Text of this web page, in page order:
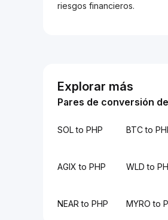
riesgos financieros.
Explorar más
Pares de conversión
SOL to PHP BTC to
AGIX to PHP WLD to
NEAR to PHP MYRO to